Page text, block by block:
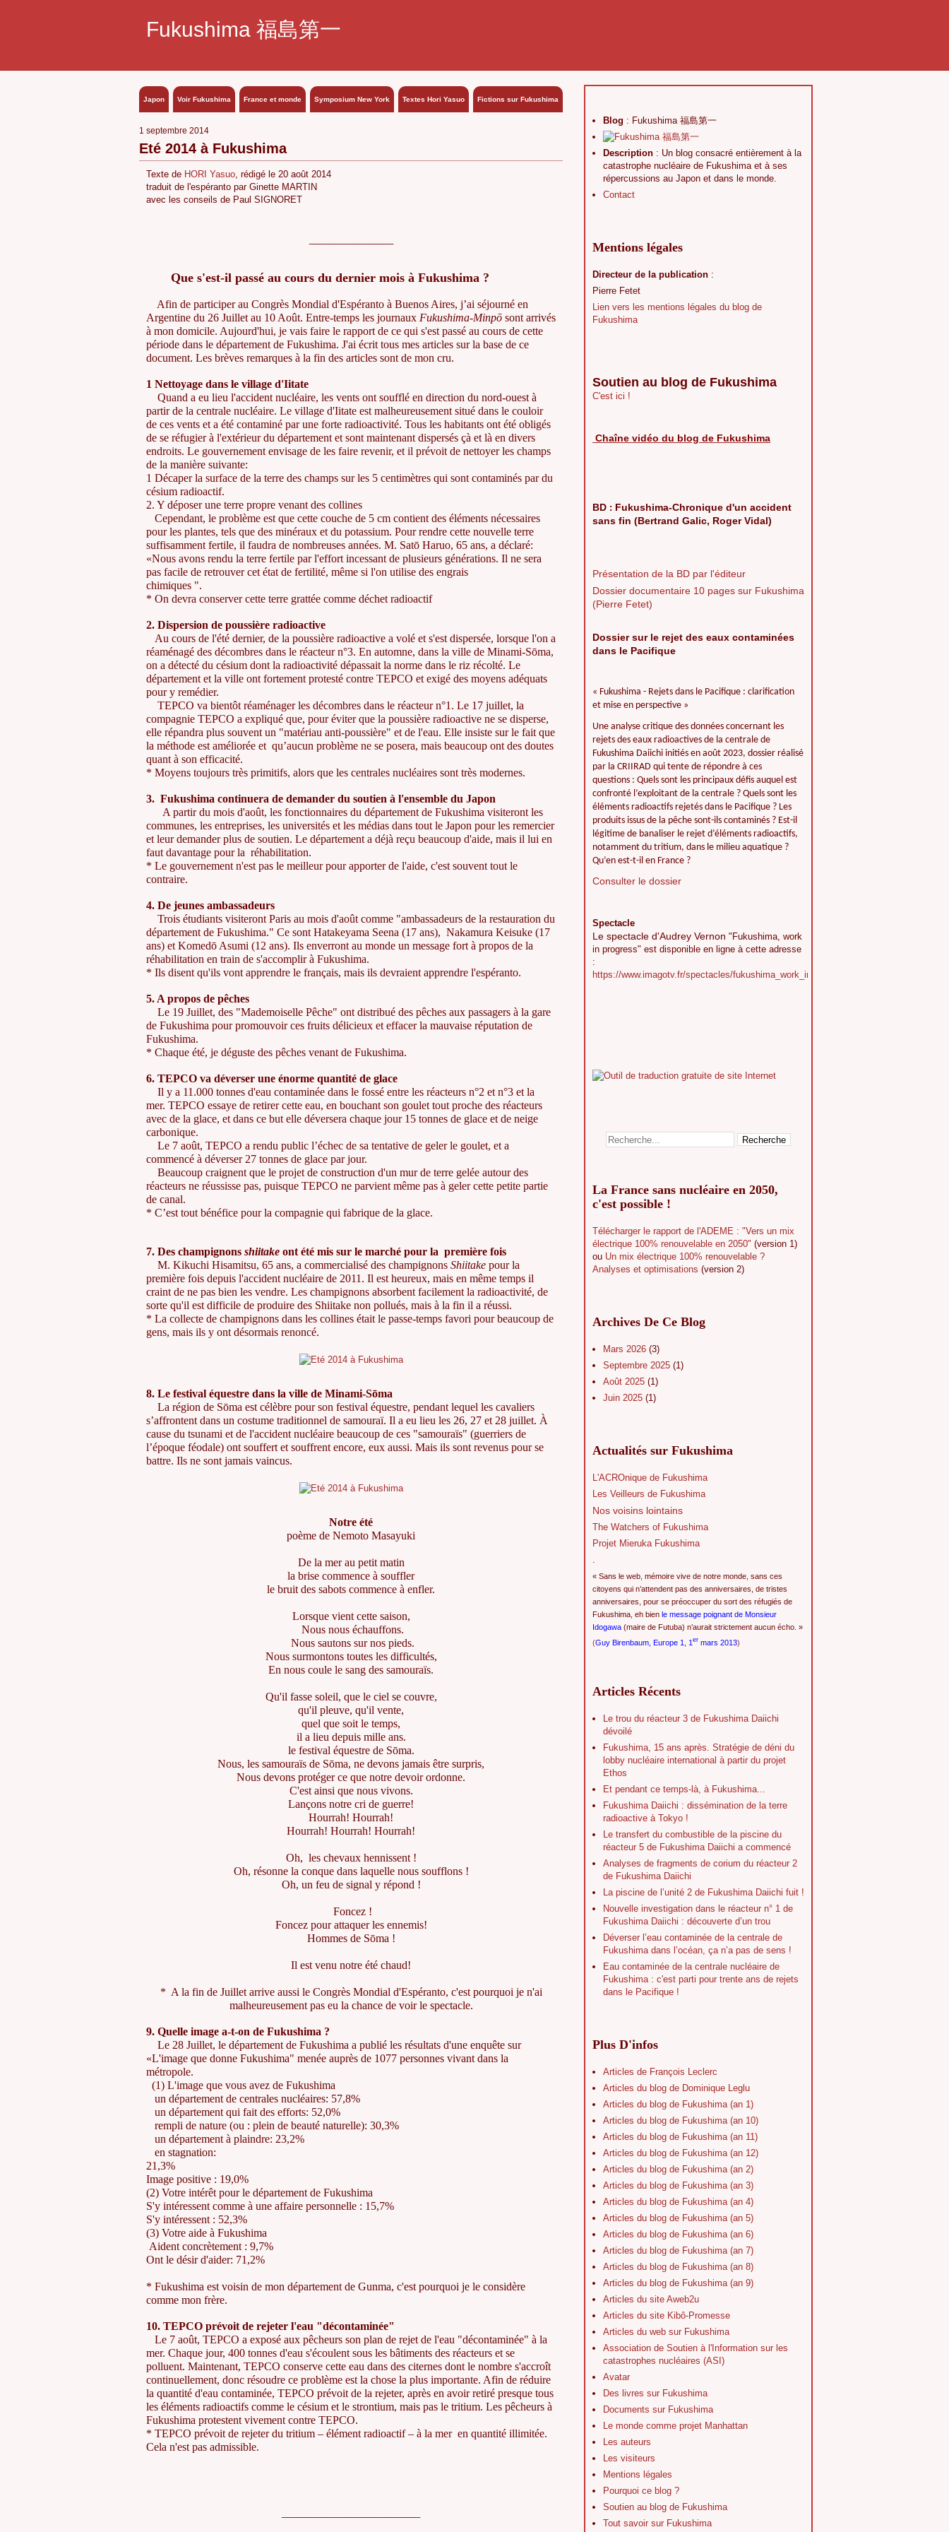
Fukushima 福島第一
Japon Voir Fukushima France et monde Symposium New York Textes Hori Yasuo Fictions sur Fukushima
1 septembre 2014
Eté 2014 à Fukushima
Texte de HORI Yasuo, rédigé le 20 août 2014
traduit de l'espéranto par Ginette MARTIN
avec les conseils de Paul SIGNORET
Que s'est-il passé au cours du dernier mois à Fukushima ?
Afin de participer au Congrès Mondial d'Espéranto à Buenos Aires, j’ai séjourné en
Argentine du 26 Juillet au 10 Août. Entre-temps les journaux Fukushima-Minpō sont arrivés
à mon domicile. Aujourd'hui, je vais faire le rapport de ce qui s'est passé au cours de cette
période dans le département de Fukushima. J'ai écrit tous mes articles sur la base de ce
document. Les brèves remarques à la fin des articles sont de mon cru.
1 Nettoyage dans le village d'Iitate
Quand a eu lieu l'accident nucléaire, les vents ont soufflé en direction du nord-ouest à
partir de la centrale nucléaire. Le village d'Iitate est malheureusement situé dans le couloir
de ces vents et a été contaminé par une forte radioactivité. Tous les habitants ont été obligés
de se réfugier à l'extérieur du département et sont maintenant dispersés çà et là en divers
endroits. Le gouvernement envisage de les faire revenir, et il prévoit de nettoyer les champs
de la manière suivante:
1 Décaper la surface de la terre des champs sur les 5 centimètres qui sont contaminés par du
césium radioactif.
2. Y déposer une terre propre venant des collines
Cependant, le problème est que cette couche de 5 cm contient des éléments nécessaires
pour les plantes, tels que des minéraux et du potassium. Pour rendre cette nouvelle terre
suffisamment fertile, il faudra de nombreuses années. M. Satō Haruo, 65 ans, a déclaré:
«Nous avons rendu la terre fertile par l'effort incessant de plusieurs générations. Il ne sera
pas facile de retrouver cet état de fertilité, même si l'on utilise des engrais
chimiques ".
* On devra conserver cette terre grattée comme déchet radioactif
2. Dispersion de poussière radioactive
Au cours de l'été dernier, de la poussière radioactive a volé et s'est dispersée, lorsque l'on a
réaménagé des décombres dans le réacteur n°3. En automne, dans la ville de Minami-Sōma,
on a détecté du césium dont la radioactivité dépassait la norme dans le riz récolté. Le
département et la ville ont fortement protesté contre TEPCO et exigé des moyens adéquats
pour y remédier.
TEPCO va bientôt réaménager les décombres dans le réacteur n°1. Le 17 juillet, la
compagnie TEPCO a expliqué que, pour éviter que la poussière radioactive ne se disperse,
elle répandra plus souvent un "matériau anti-poussière" et de l'eau. Elle insiste sur le fait que
la méthode est améliorée et qu’aucun problème ne se posera, mais beaucoup ont des doutes
quant à son efficacité.
* Moyens toujours très primitifs, alors que les centrales nucléaires sont très modernes.
3. Fukushima continuera de demander du soutien à l'ensemble du Japon
A partir du mois d'août, les fonctionnaires du département de Fukushima visiteront les
communes, les entreprises, les universités et les médias dans tout le Japon pour les remercier
et leur demander plus de soutien. Le département a déjà reçu beaucoup d'aide, mais il lui en
faut davantage pour la réhabilitation.
* Le gouvernement n'est pas le meilleur pour apporter de l'aide, c'est souvent tout le
contraire.
4. De jeunes ambassadeurs
Trois étudiants visiteront Paris au mois d'août comme "ambassadeurs de la restauration du
département de Fukushima." Ce sont Hatakeyama Seena (17 ans), Nakamura Keisuke (17
ans) et Komedō Asumi (12 ans). Ils enverront au monde un message fort à propos de la
réhabilitation en train de s'accomplir à Fukushima.
* Ils disent qu'ils vont apprendre le français, mais ils devraient apprendre l'espéranto.
5. A propos de pêches
Le 19 Juillet, des "Mademoiselle Pêche" ont distribué des pêches aux passagers à la gare
de Fukushima pour promouvoir ces fruits délicieux et effacer la mauvaise réputation de
Fukushima.
* Chaque été, je déguste des pêches venant de Fukushima.
6. TEPCO va déverser une énorme quantité de glace
Il y a 11.000 tonnes d'eau contaminée dans le fossé entre les réacteurs n°2 et n°3 et la
mer. TEPCO essaye de retirer cette eau, en bouchant son goulet tout proche des réacteurs
avec de la glace, et dans ce but elle déversera chaque jour 15 tonnes de glace et de neige
carbonique.
Le 7 août, TEPCO a rendu public l’échec de sa tentative de geler le goulet, et a
commencé à déverser 27 tonnes de glace par jour.
Beaucoup craignent que le projet de construction d'un mur de terre gelée autour des
réacteurs ne réussisse pas, puisque TEPCO ne parvient même pas à geler cette petite partie
de canal.
* C’est tout bénéfice pour la compagnie qui fabrique de la glace.
7. Des champignons shiitake ont été mis sur le marché pour la première fois
M. Kikuchi Hisamitsu, 65 ans, a commercialisé des champignons Shiitake pour la
première fois depuis l'accident nucléaire de 2011. Il est heureux, mais en même temps il
craint de ne pas bien les vendre. Les champignons absorbent facilement la radioactivité, de
sorte qu'il est difficile de produire des Shiitake non pollués, mais à la fin il a réussi.
* La collecte de champignons dans les collines était le passe-temps favori pour beaucoup de
gens, mais ils y ont désormais renoncé.
8. Le festival équestre dans la ville de Minami-Sōma
La région de Sōma est célèbre pour son festival équestre, pendant lequel les cavaliers
s’affrontent dans un costume traditionnel de samouraï. Il a eu lieu les 26, 27 et 28 juillet. À
cause du tsunami et de l'accident nucléaire beaucoup de ces "samouraïs" (guerriers de
l’époque féodale) ont souffert et souffrent encore, eux aussi. Mais ils sont revenus pour se
battre. Ils ne sont jamais vaincus.
Notre été
poème de Nemoto Masayuki
De la mer au petit matin
la brise commence à souffler
le bruit des sabots commence à enfler.
Lorsque vient cette saison,
Nous nous échauffons.
Nous sautons sur nos pieds.
Nous surmontons toutes les difficultés,
En nous coule le sang des samouraïs.
Qu'il fasse soleil, que le ciel se couvre,
qu'il pleuve, qu'il vente,
quel que soit le temps,
il a lieu depuis mille ans.
le festival équestre de Sōma.
Nous, les samouraïs de Sōma, ne devons jamais être surpris,
Nous devons protéger ce que notre devoir ordonne.
C'est ainsi que nous vivons.
Lançons notre cri de guerre!
Hourrah! Hourrah!
Hourrah! Hourrah! Hourrah!
Oh, les chevaux hennissent !
Oh, résonne la conque dans laquelle nous soufflons !
Oh, un feu de signal y répond !
Foncez !
Foncez pour attaquer les ennemis!
Hommes de Sōma !
Il est venu notre été chaud!
* A la fin de Juillet arrive aussi le Congrès Mondial d'Espéranto, c'est pourquoi je n'ai
malheureusement pas eu la chance de voir le spectacle.
9. Quelle image a-t-on de Fukushima ?
Le 28 Juillet, le département de Fukushima a publié les résultats d'une enquête sur
«L'image que donne Fukushima" menée auprès de 1077 personnes vivant dans la
métropole.
(1) L'image que vous avez de Fukushima
un département de centrales nucléaires: 57,8%
un département qui fait des efforts: 52,0%
rempli de nature (ou : plein de beauté naturelle): 30,3%
un département à plaindre: 23,2%
en stagnation:
21,3%
Image positive : 19,0%
(2) Votre intérêt pour le département de Fukushima
S'y intéressent comme à une affaire personnelle : 15,7%
S'y intéressent : 52,3%
(3) Votre aide à Fukushima
Aident concrètement : 9,7%
Ont le désir d'aider: 71,2%
* Fukushima est voisin de mon département de Gunma, c'est pourquoi je le considère
comme mon frère.
10. TEPCO prévoit de rejeter l'eau "décontaminée"
Le 7 août, TEPCO a exposé aux pêcheurs son plan de rejet de l'eau "décontaminée" à la
mer. Chaque jour, 400 tonnes d'eau s'écoulent sous les bâtiments des réacteurs et se
polluent. Maintenant, TEPCO conserve cette eau dans des citernes dont le nombre s'accroît
continuellement, donc résoudre ce problème est la chose la plus importante. Afin de réduire
la quantité d'eau contaminée, TEPCO prévoit de la rejeter, après en avoir retiré presque tous
les éléments radioactifs comme le césium et le strontium, mais pas le tritium. Les pêcheurs à
Fukushima protestent vivement contre TEPCO.
* TEPCO prévoit de rejeter du tritium – élément radioactif – à la mer en quantité illimitée.
Cela n'est pas admissible.
Blog : Fukushima 福島第一
Description : Un blog consacré entièrement à la
catastrophe nucléaire de Fukushima et à ses
répercussions au Japon et dans le monde.
Contact
Mentions légales
Directeur de la publication :
Pierre Fetet
Lien vers les mentions légales du blog de
Fukushima
Soutien au blog de Fukushima
C'est ici !
Chaîne vidéo du blog de Fukushima
BD : Fukushima-Chronique d'un accident
sans fin (Bertrand Galic, Roger Vidal)
Présentation de la BD par l'éditeur
Dossier documentaire 10 pages sur Fukushima
(Pierre Fetet)
Dossier sur le rejet des eaux contaminées
dans le Pacifique
« Fukushima - Rejets dans le Pacifique : clarification
et mise en perspective »
Une analyse critique des données concernant les
rejets des eaux radioactives de la centrale de
Fukushima Daiichi initiés en août 2023, dossier réalisé
par la CRIIRAD qui tente de répondre à ces
questions : Quels sont les principaux défis auquel est
confronté l’exploitant de la centrale ? Quels sont les
éléments radioactifs rejetés dans le Pacifique ? Les
produits issus de la pêche sont-ils contaminés ? Est-il
légitime de banaliser le rejet d’éléments radioactifs,
notamment du tritium, dans le milieu aquatique ?
Qu’en est-t-il en France ?
Consulter le dossier
Spectacle
Le spectacle d'Audrey Vernon "Fukushima, work
in progress" est disponible en ligne à cette adresse
:
https://www.imagotv.fr/spectacles/fukushima_work_in_progress
La France sans nucléaire en 2050,
c'est possible !
Télécharger le rapport de l'ADEME : "Vers un mix
électrique 100% renouvelable en 2050" (version 1)
ou Un mix électrique 100% renouvelable ?
Analyses et optimisations (version 2)
Archives De Ce Blog
Mars 2026 (3)
Septembre 2025 (1)
Août 2025 (1)
Juin 2025 (1)
Actualités sur Fukushima
L'ACROnique de Fukushima
Les Veilleurs de Fukushima
Nos voisins lointains
The Watchers of Fukushima
Projet Mieruka Fukushima
.
« Sans le web, mémoire vive de notre monde, sans ces
citoyens qui n’attendent pas des anniversaires, de tristes
anniversaires, pour se préoccuper du sort des réfugiés de
Fukushima, eh bien le message poignant de Monsieur
Idogawa (maire de Futuba) n’aurait strictement aucun écho. »
(Guy Birenbaum, Europe 1, 1 er mars 2013)
Articles Récents
Le trou du réacteur 3 de Fukushima Daiichi
dévoilé
Fukushima, 15 ans après. Stratégie de déni du
lobby nucléaire international à partir du projet
Ethos
Et pendant ce temps-là, à Fukushima...
Fukushima Daiichi : dissémination de la terre
radioactive à Tokyo !
Le transfert du combustible de la piscine du
réacteur 5 de Fukushima Daiichi a commencé
Analyses de fragments de corium du réacteur 2
de Fukushima Daiichi
La piscine de l’unité 2 de Fukushima Daiichi fuit !
Nouvelle investigation dans le réacteur n° 1 de
Fukushima Daiichi : découverte d’un trou
Déverser l’eau contaminée de la centrale de
Fukushima dans l’océan, ça n’a pas de sens !
Eau contaminée de la centrale nucléaire de
Fukushima : c'est parti pour trente ans de rejets
dans le Pacifique !
Plus D'infos
Articles de François Leclerc
Articles du blog de Dominique Leglu
Articles du blog de Fukushima (an 1)
Articles du blog de Fukushima (an 10)
Articles du blog de Fukushima (an 11)
Articles du blog de Fukushima (an 12)
Articles du blog de Fukushima (an 2)
Articles du blog de Fukushima (an 3)
Articles du blog de Fukushima (an 4)
Articles du blog de Fukushima (an 5)
Articles du blog de Fukushima (an 6)
Articles du blog de Fukushima (an 7)
Articles du blog de Fukushima (an 8)
Articles du blog de Fukushima (an 9)
Articles du site Aweb2u
Articles du site Kibô-Promesse
Articles du web sur Fukushima
Association de Soutien à l'Information sur les
catastrophes nucléaires (ASI)
Avatar
Des livres sur Fukushima
Documents sur Fukushima
Le monde comme projet Manhattan
Les auteurs
Les visiteurs
Mentions légales
Pourquoi ce blog ?
Soutien au blog de Fukushima
Tout savoir sur Fukushima